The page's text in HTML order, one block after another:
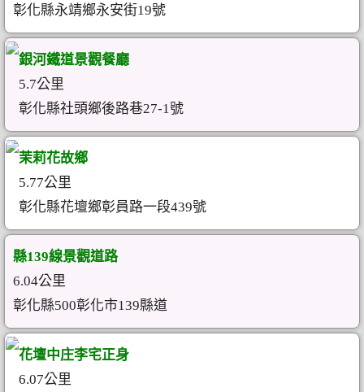
彰化縣永靖鄉永安街19號
銀河鐵道景觀餐廳
5.7公里
彰化縣社頭鄉後路巷27-1號
茉莉花故鄉
5.77公里
彰化縣花壇鄉彰員路一段439號
縣139線景觀道路
6.04公里
彰化縣500彰化市139縣道
花壇中庄李宅正身
6.07公里